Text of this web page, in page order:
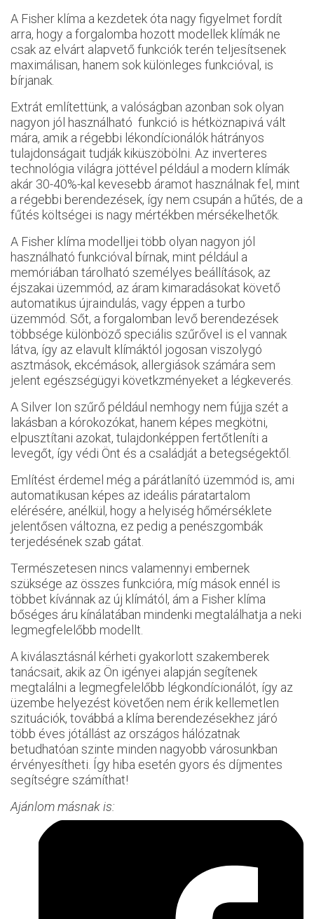
A Fisher klíma a kezdetek óta nagy figyelmet fordít
arra, hogy a forgalomba hozott modellek klímák ne
csak az elvárt alapvető funkciók terén teljesítsenek
maximálisan, hanem sok különleges funkcióval, is
bírjanak.
Extrát említettünk, a valóságban azonban sok olyan
nagyon jól használható funkció is hétköznapivá vált
mára, amik a régebbi lékondícionálók hátrányos
tulajdonságait tudják kiküszöbölni. Az inverteres
technológia világra jöttével például a modern klímák
akár 30-40%-kal kevesebb áramot használnak fel, mint
a régebbi berendezések, így nem csupán a hűtés, de a
fűtés költségei is nagy mértékben mérsékelhetők.
A Fisher klíma modelljei több olyan nagyon jól
használható funkcióval bírnak, mint például a
memóriában tárolható személyes beállítások, az
éjszakai üzemmód, az áram kimaradásokat követő
automatikus újraindulás, vagy éppen a turbo
üzemmód. Sőt, a forgalomban levő berendezések
többsége különböző speciális szűrővel is el vannak
látva, így az elavult klímáktól jogosan viszolygó
asztmások, ekcémások, allergiások számára sem
jelent egészségügyi követkzményeket a légkeverés.
A Silver Ion szűrő például nemhogy nem fújja szét a
lakásban a kórokozókat, hanem képes megkötni,
elpusztítani azokat, tulajdonképpen fertőtleníti a
levegőt, így védi Önt és a családját a betegségektől.
Említést érdemel még a párátlanító üzemmód is, ami
automatikusan képes az ideális páratartalom
elérésére, anélkül, hogy a helyiség hőmérséklete
jelentősen változna, ez pedig a penészgombák
terjedésének szab gátat.
Természetesen nincs valamennyi embernek
szüksége az összes funkcióra, míg mások ennél is
többet kívánnak az új klímától, ám a Fisher klíma
bőséges áru kínálatában mindenki megtalálhatja a neki
legmegfelelőbb modellt.
A kiválasztásnál kérheti gyakorlott szakemberek
tanácsait, akik az Ön igényei alapján segítenek
megtalálni a legmegfelelőbb légkondícionálót, így az
üzembe helyezést követően nem érik kellemetlen
szituációk, továbbá a klíma berendezésekhez járó
több éves jótállást az országos hálózatnak
betudhatóan szinte minden nagyobb városunkban
érvényesítheti. Így hiba esetén gyors és díjmentes
segítségre számíthat!
Ajánlom másnak is: